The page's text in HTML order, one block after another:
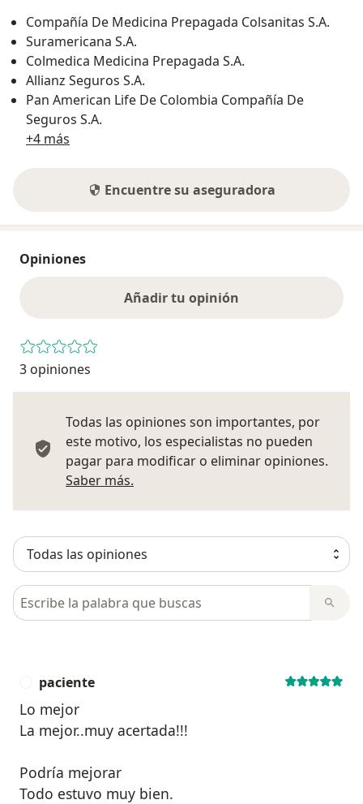
Compañía De Medicina Prepagada Colsanitas S.A.
Suramericana S.A.
Colmedica Medicina Prepagada S.A.
Allianz Seguros S.A.
Pan American Life De Colombia Compañía De
Seguros S.A.
+4 más
Encuentre su aseguradora
Opiniones
Añadir tu opinión
3 opiniones
Todas las opiniones son importantes, por
este motivo, los especialistas no pueden
pagar para modificar o eliminar opiniones.
Saber más.
Busca en opiniones
paciente
Lo mejor
La mejor..muy acertada!!!
Podría mejorar
Todo estuvo muy bien.